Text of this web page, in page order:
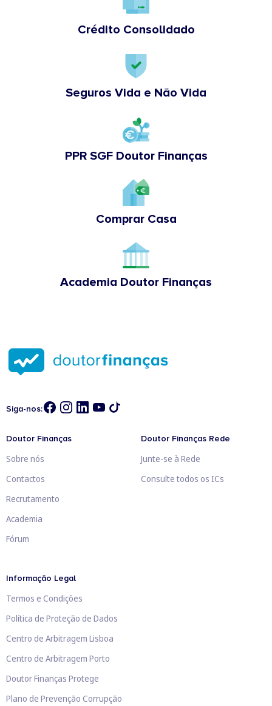
Crédito Consolidado
Seguros Vida e Não Vida
PPR SGF Doutor Finanças
Comprar Casa
Academia Doutor Finanças
Siga-nos:
Doutor Finanças
Sobre nós
Contactos
Recrutamento
Academia
Fórum
Doutor Finanças Rede
Junte-se à Rede
Consulte todos os ICs
Informação Legal
Termos e Condições
Política de Proteção de Dados
Centro de Arbitragem Lisboa
Centro de Arbitragem Porto
Doutor Finanças Protege
Plano de Prevenção Corrupção